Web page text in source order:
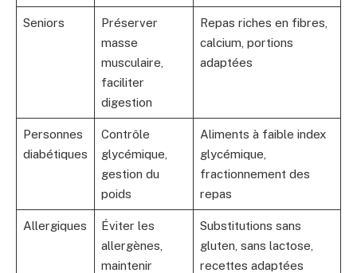
Seniors
Préserver
masse
musculaire,
faciliter
digestion
Repas riches en fibres,
calcium, portions
adaptées
Personnes
diabétiques
Contrôle
glycémique,
gestion du
poids
Aliments à faible index
glycémique,
fractionnement des
repas
Allergiques
Éviter les
allergènes,
maintenir
Substitutions sans
gluten, sans lactose,
recettes adaptées